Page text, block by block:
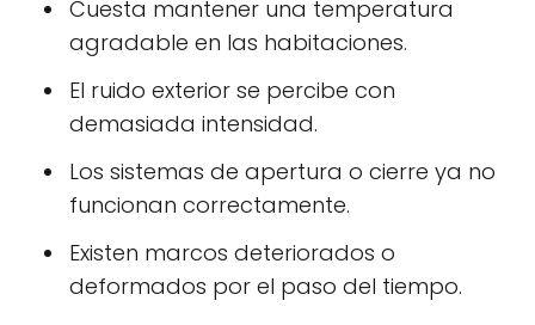
Cuesta mantener una temperatura
agradable en las habitaciones.
El ruido exterior se percibe con
demasiada intensidad.
Los sistemas de apertura o cierre ya no
funcionan correctamente.
Existen marcos deteriorados o
deformados por el paso del tiempo.